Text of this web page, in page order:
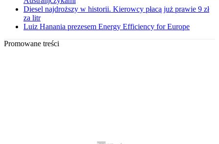
Diesel najdroższy w historii. Kierowcy płacą już prawie 9 zł
za litr
Luiz Hanania prezesem Energy Efficiency for Europe
Promowane treści